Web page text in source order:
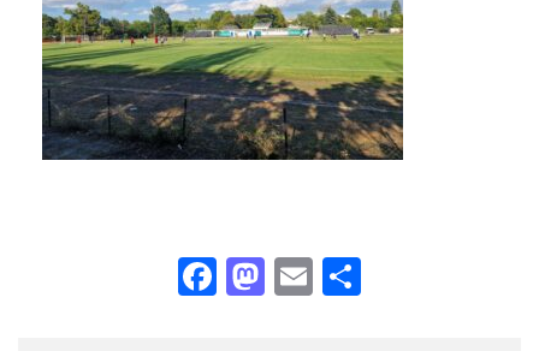
Facebook
Mastodon
Email